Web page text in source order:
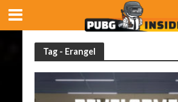
Tag - Erangel